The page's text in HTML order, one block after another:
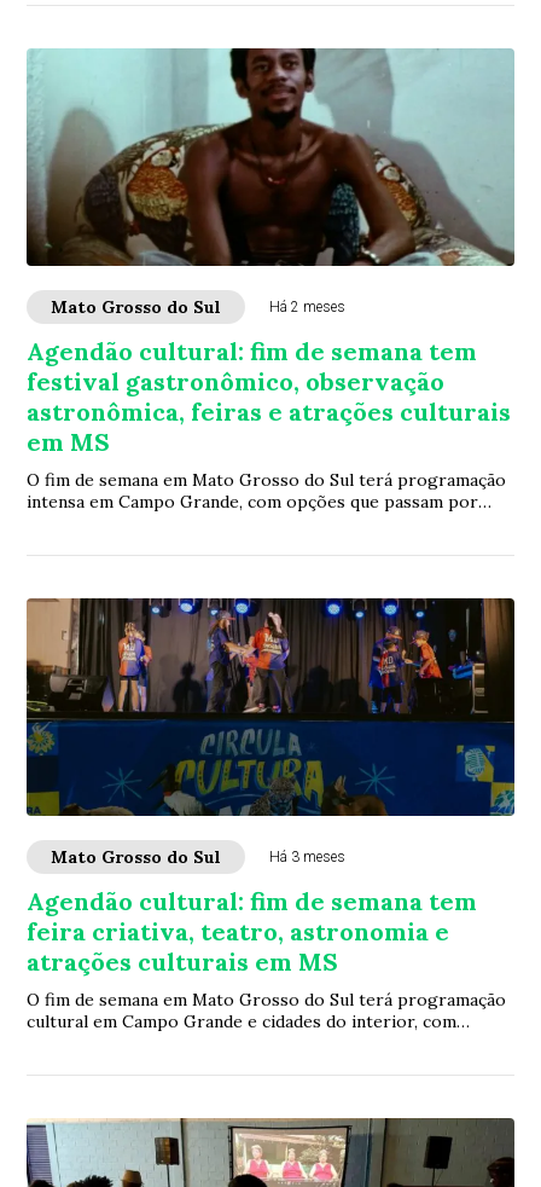
Mato Grosso do Sul Há 2 meses
Agendão cultural: fim de semana tem
festival gastronômico, observação
astronômica, feiras e atrações culturais
em MS
O fim de semana em Mato Grosso do Sul terá programação
intensa em Campo Grande, com opções que passam por
Mato Grosso do Sul Há 3 meses
Agendão cultural: fim de semana tem
feira criativa, teatro, astronomia e
atrações culturais em MS
O fim de semana em Mato Grosso do Sul terá programação
cultural em Campo Grande e cidades do interior, com